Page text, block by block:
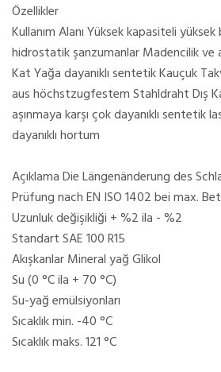
Özellikler
Kullanım Alanı Yüksek kapasiteli yüksek
hidrostatik şanzumanlar Madencilik ve
Kat Yağa dayanıklı sentetik Kauçuk
aus höchstzugfestem Stahldraht Dış
aşınmaya karşı çok dayanıklı sentetik
dayanıklı hortum
Açıklama Die Längenänderung des
Prüfung nach EN ISO 1402 bei max.
Uzunluk değişikliği + %2 ila - %2
Standart SAE 100 R15
Akışkanlar Mineral yağ Glikol
Su (0 °C ila + 70 °C)
Su-yağ emülsiyonları
Sıcaklık min. -40 °C
Sıcaklık maks. 121 °C